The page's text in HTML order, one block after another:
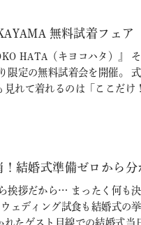
無料試着フェア
HATA（キヨコハタ）』
限定の無料試着会を開催。
見れて着れるのは「ここだけ
結婚式準備ゼロから
挨拶だから… まったく何も
ェディング試食も結婚式
れたゲスト目線での結婚式